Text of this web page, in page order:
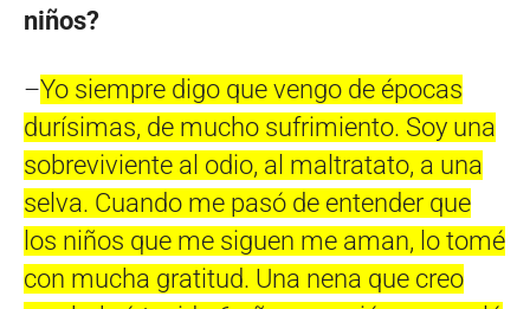
niños?
–Yo siempre digo que vengo de épocas
durísimas, de mucho sufrimiento. Soy una
sobreviviente al odio, al maltratato, a una
selva. Cuando me pasó de entender que
los niños que me siguen me aman, lo tomé
con mucha gratitud. Una nena que creo